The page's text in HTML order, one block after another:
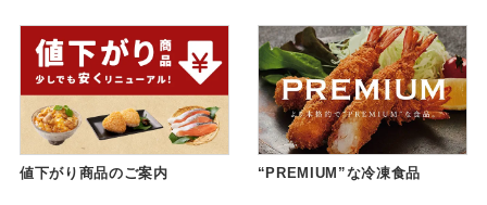
値下がり商品のご案内 “PREMIUM”な冷凍食品